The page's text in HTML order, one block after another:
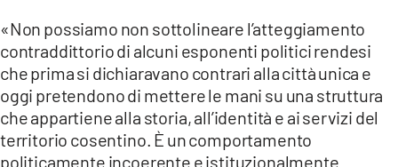
«Non possiamo non sottolineare l’atteggiamento
contraddittorio di alcuni esponenti politici rendesi
che prima si dichiaravano contrari alla città unica e
oggi pretendono di mettere le mani su una struttura
che appartiene alla storia, all’identità e ai servizi del
territorio cosentino. È un comportamento
politicamente incoerente e istituzionalmente